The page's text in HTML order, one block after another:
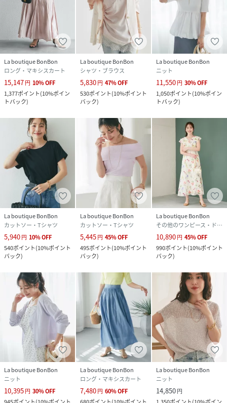
La boutique BonBon
ロング・マキシスカート
15,147円 10%OFF
1,377ポイント(10%ポイン
トバック)
La boutique BonBon
シャツ・ブラウス
5,830円 47%OFF
530ポイント(10%ポイント
バック)
La boutique BonBon
ニット
11,550円 30%OFF
1,050ポイント(10%ポイン
トバック)
La boutique BonBon
カットソー・Tシャツ
5,940円 10%OFF
540ポイント(10%ポイント
バック)
La boutique BonBon
カットソー・Tシャツ
5,445円 45%OFF
495ポイント(10%ポイント
バック)
La boutique BonBon
その他のワンピース・ドレス
10,890円 45%OFF
990ポイント(10%ポイント
バック)
La boutique BonBon
ニット
10,395円 30%OFF
La boutique BonBon
ロング・マキシスカート
7,480円 60%OFF
La boutique BonBon
ニット
14,850円